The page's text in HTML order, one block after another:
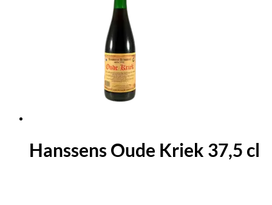
Hanssens Oude Kriek 37,5 cl